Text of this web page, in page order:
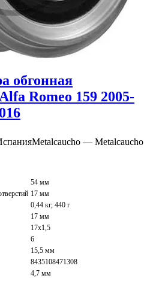
обгонная
Romeo 159 2005-
Metalcaucho — Metalcaucho
54 мм
17 мм
0,44 кг, 440 г
17 мм
17x1,5
6
15,5 мм
8435108471308
4,7 мм